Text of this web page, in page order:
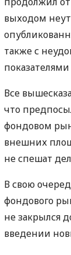
выходом
также с
Все
что
фондовом
внешних
не спешат
В свою
фондового
не закрылся
введении